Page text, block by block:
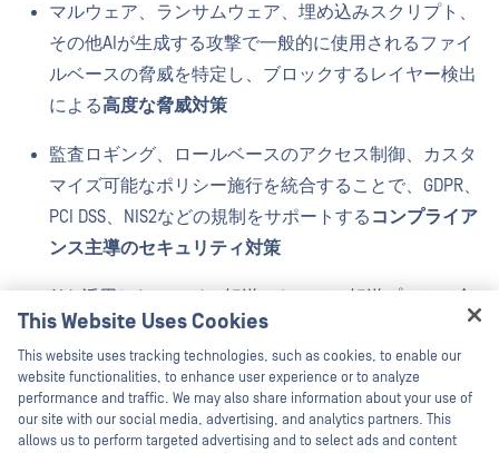
マルウェア、ランサムウェア、埋め込みスクリプト、
その他AIが生成する攻撃で一般的に使用されるファイ
ルベースの脅威を特定し、ブロックするレイヤー検出
による高度な脅威対策
監査ロギング、ロールベースのアクセス制御、カスタ
マイズ可能なポリシー施行を統合することで、GDPR、
PCI DSS、NIS2などの規制をサポートする コンプライア
ンス主導のセキュリティ対策
AIを活用したファイル転送において、転送プロセス全
体を通じて暗号化（AES-256、TLS 1.3）および完全性検
証が行われ、改ざんや悪意のあるペイロードの注入か
ら保護される、Secure管理されたデータワークフロー
MetaDefender Managed File Transfer MFT) は、
This Website Uses Cookies
This website uses tracking technologies, such as cookies, to enable our
website functionalities, to enhance user experience or to analyze
performance and traffic. We may also share information about your use of
our site with our social media, advertising, and analytics partners. This
allows us to perform targeted advertising and to select ads and content
Hey there!
I'm Ozzy, your OPSWAT virtual assistant.
How can I help you secure what's critical
today?